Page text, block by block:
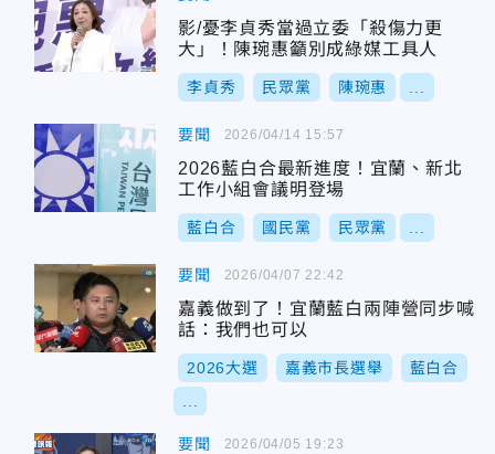
影/憂李貞秀當過立委「殺傷力更
大」！陳琬惠籲別成綠媒工具人
李貞秀 民眾黨 陳琬惠
要聞
2026藍白合最新進度！宜蘭、新北
工作小組會議明登場
藍白合 國民黨 民眾黨
2026/04/14 15:57
要聞
嘉義做到了！宜蘭藍白兩陣營同步喊
話：我們也可以
2026大選 嘉義市長選舉 藍白合
2026/04/07 22:42
要聞 2026/04/05 19:23